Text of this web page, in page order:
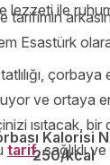
lezzeti ile
ve ortaya
ısıtacak,
tarif, sağlıklı
tarifimin
Esastürk
aktarıyor;
tariflerle
Kalorisi
250/kcal